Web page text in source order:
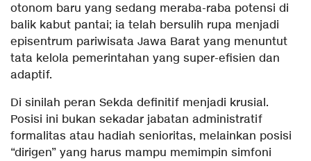
otonom baru yang sedang meraba-raba potensi di
balik kabut pantai; ia telah bersulih rupa menjadi
episentrum pariwisata Jawa Barat yang menuntut
tata kelola pemerintahan yang super-efisien dan
adaptif.
​Di sinilah peran Sekda definitif menjadi krusial.
Posisi ini bukan sekadar jabatan administratif
formalitas atau hadiah senioritas, melainkan posisi
“dirigen” yang harus mampu memimpin simfoni